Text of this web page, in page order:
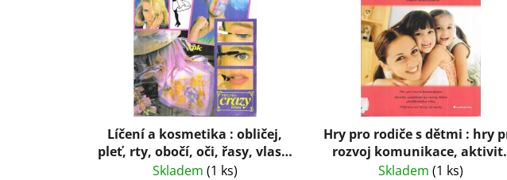
Líčení a kosmetika : obličej,
pleť, rty, obočí, oči, řasy, vlasy,
poprsí, parfémy, kůže
Skladem (1 ks)
Hry pro rodiče s dětmi : hry
rozvoj komunikace,
zaměřené na rozvoj dítěte
Skladem(1 ks)